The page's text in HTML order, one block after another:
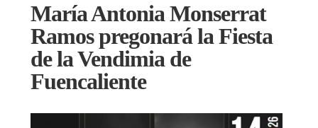
María Antonia Monserrat
Ramos pregonará la Fiesta
de la Vendimia de
Fuencaliente